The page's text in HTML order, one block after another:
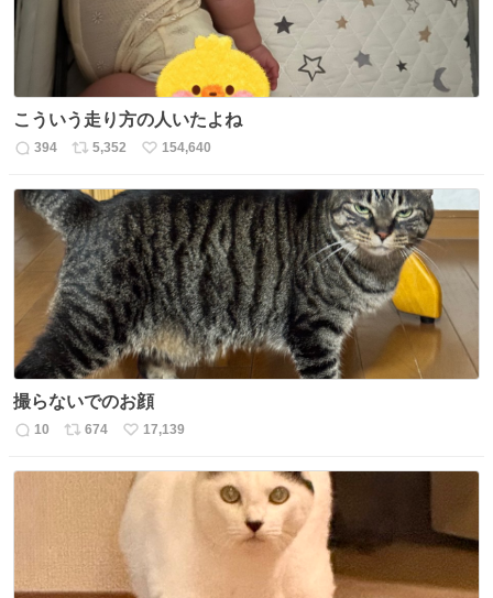
こういう走り方の人いたよね
返
数
394
リ
ス
ト
数
5,352
い
ね
数
154,640
撮らないでのお顔
返
10
リ
ス
数
674
い
ね
数
17,139